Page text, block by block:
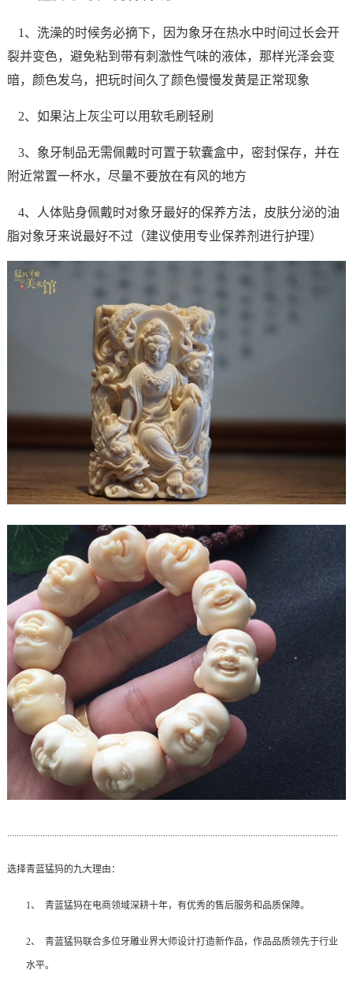
1 、洗澡的时候务必摘下，因为象牙在热水中时间过长会开
裂并变色，避免粘到带有刺激性气味的液体，那样光泽会变
暗，颜色发乌，把玩时间久了颜色慢慢发黄是正常现象
2、如果沾上灰尘可以用软毛刷轻刷
3、象牙制品无需佩戴时可置于软囊盒中，密封保存，并在
附近常置一杯水，尽量不要放在有风的地方
4、人体贴身佩戴时对象牙最好的保养方法，皮肤分泌的油
脂对象牙来说最好不过（建议使用专业保养剂进行护理）
............................................................................................................................................
选择青蓝猛犸的九大理由：
1、 青蓝猛犸在电商领域深耕十年，有优秀的售后服务和品质保障。
2、 青蓝猛犸联合多位牙雕业界大师设计打造新作品，作品品质领先于行业
水平。